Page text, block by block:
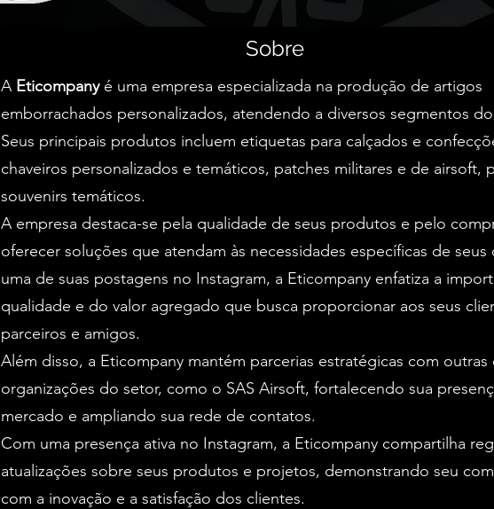
Sobre
A Eticompanyé uma empresa especializada na produção de artigos
emborrachados personalizados, atendendo a diversos segmentos
Seus principais produtos incluem etiquetas para calçados e
chaveiros personalizados e temáticos, patches militares e de airsoft,
souvenirs temáticos.
A empresa destaca-se pela qualidade de seus produtos e pelo
oferecer soluções que atendam às necessidades específicas de seus
uma de suas postagens no Instagram, a Eticompany enfatiza a
qualidade e do valor agregado que busca proporcionar aos seus
parceiros e amigos.
Além disso, a Eticompany mantém parcerias estratégicas com outras
organizações do setor, como o SAS Airsoft, fortalecendo sua
mercado e ampliando sua rede de contatos.
Com uma presença ativa no Instagram, a Eticompany compartilha
atualizações sobre seus produtos e projetos, demonstrando seu
com a inovação e a satisfação dos clientes.